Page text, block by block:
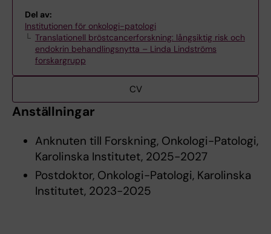
Del av:
Institutionen för onkologi-patologi
Translationell bröstcancerforskning: långsiktig risk och
endokrin behandlingsnytta – Linda Lindströms
forskargrupp
CV
Anställningar
Anknuten till Forskning, Onkologi-Patologi,
Karolinska Institutet, 2025-2027
Postdoktor, Onkologi-Patologi, Karolinska
Institutet, 2023-2025